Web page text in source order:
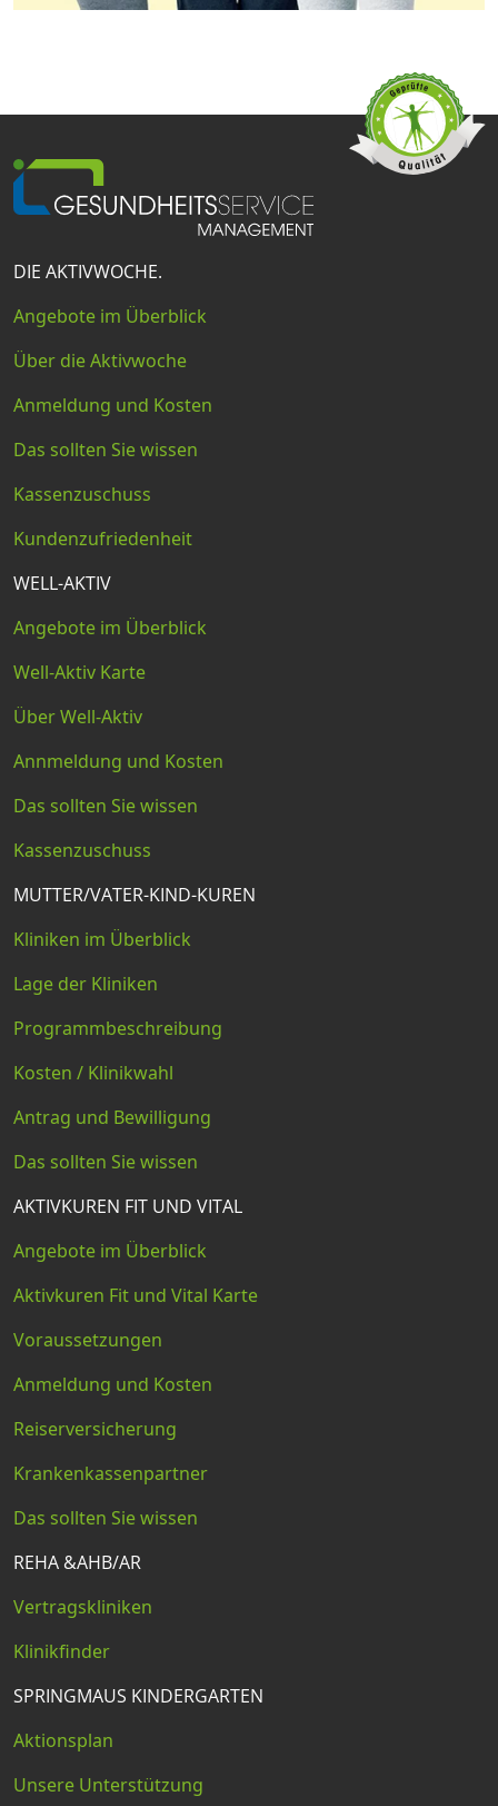
DIE AKTIVWOCHE.
Angebote im Überblick
Über die Aktivwoche
Anmeldung und Kosten
Das sollten Sie wissen
Kassenzuschuss
Kundenzufriedenheit
WELL-AKTIV
Angebote im Überblick
Well-Aktiv Karte
Über Well-Aktiv
Annmeldung und Kosten
Das sollten Sie wissen
Kassenzuschuss
MUTTER/VATER-KIND-KUREN
Kliniken im Überblick
Lage der Kliniken
Programmbeschreibung
Kosten / Klinikwahl
Antrag und Bewilligung
Das sollten Sie wissen
AKTIVKUREN FIT UND VITAL
Angebote im Überblick
Aktivkuren Fit und Vital Karte
Voraussetzungen
Anmeldung und Kosten
Reiserversicherung
Krankenkassenpartner
Das sollten Sie wissen
REHA &AHB/AR
Vertragskliniken
Klinikfinder
SPRINGMAUS KINDERGARTEN
Aktionsplan
Unsere Unterstützung